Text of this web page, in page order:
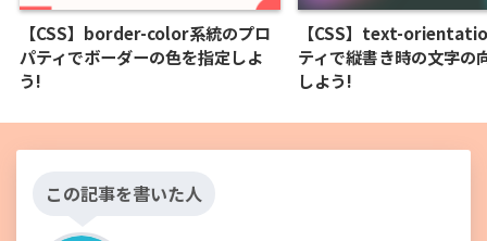
【CSS】border-color系統のプロ
パティでボーダーの色を指定しよ
う!
【CSS】text-
ティで縦書き時の文字の
しよう!
この記事を書いた人